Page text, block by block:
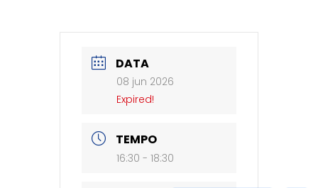
DATA
08 jun 2026
Expired!
TEMPO
16:30 - 18:30